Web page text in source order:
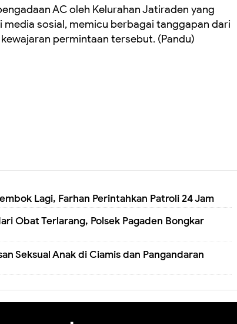
AC oleh Kelurahan Jatiraden yang
media sosial, memicu berbagai tanggapan dari
permintaan tersebut. (Pandu)
Lagi, Farhan Perintahkan Patroli 24 Jam
Obat Terlarang, Polsek Pagaden Bongkar
Seksual Anak di Ciamis dan Pangandaran